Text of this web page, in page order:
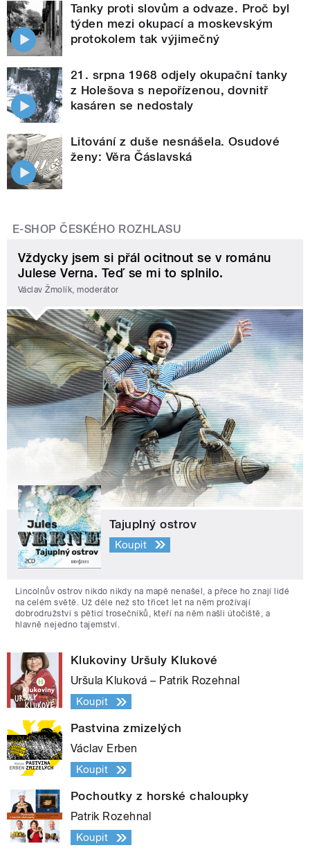
Tanky proti slovům a odvaze. Proč byl
týden mezi okupací a moskevským
protokolem tak výjimečný
21. srpna 1968 odjely okupační tanky
z Holešova s nepořízenou, dovnitř
kasáren se nedostaly
Litování z duše nesnášela. Osudové
ženy: Věra Čáslavská
E-SHOP ČESKÉHO ROZHLASU
Vždycky jsem si přál ocitnout se v románu
Julese Verna. Teď se mi to splnilo.
Václav Žmolík, moderátor
Tajuplný ostrov
Koupit
Lincolnův ostrov nikdo nikdy na mapě nenašel, a přece ho znají lidé
na celém světě. Už déle než sto třicet let na něm prožívají
dobrodružství s pěticí trosečníků, kteří na něm našli útočiště, a
hlavně nejedno tajemství.
Klukoviny Uršuly Klukové
Uršula Kluková – Patrik Rozehnal
Koupit
Pastvina zmizelých
Václav Erben
Koupit
Pochoutky z horské chaloupky
Patrik Rozehnal
Koupit